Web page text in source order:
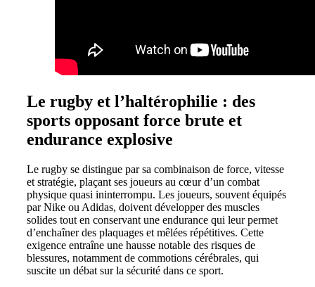
Le rugby et l’haltérophilie : des
sports opposant force brute et
endurance explosive
Le rugby se distingue par sa combinaison de force, vitesse
et stratégie, plaçant ses joueurs au cœur d’un combat
physique quasi ininterrompu. Les joueurs, souvent équipés
par Nike ou Adidas, doivent développer des muscles
solides tout en conservant une endurance qui leur permet
d’enchaîner des plaquages et mêlées répétitives. Cette
exigence entraîne une hausse notable des risques de
blessures, notamment de commotions cérébrales, qui
suscite un débat sur la sécurité dans ce sport.